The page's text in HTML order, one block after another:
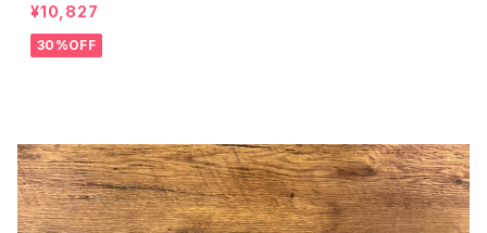
¥10,827
30%OFF